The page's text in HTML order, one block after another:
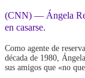
(CNN) — Ángela
en casarse.
Como agente de
década de 1980,
sus amigos que «no